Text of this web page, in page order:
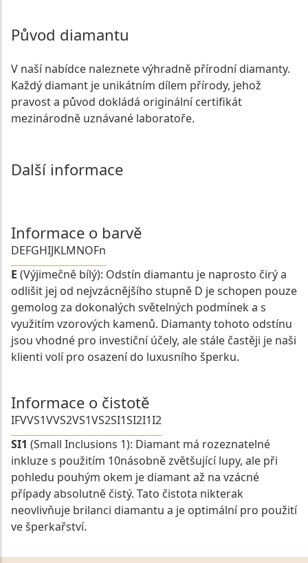
Původ diamantu
V naší nabídce naleznete výhradně přírodní diamanty.
Každý diamant je unikátním dílem přírody, jehož
pravost a původ dokládá originální certifikát
mezinárodně uznávané laboratoře.
Další informace
Informace o barvě
DEFGHIJKLMNOFn
E (Výjimečně bílý): Odstín diamantu je naprosto čirý a
odlišit jej od nejvzácnějšího stupně D je schopen pouze
gemolog za dokonalých světelných podmínek a s
využitím vzorových kamenů. Diamanty tohoto odstínu
jsou vhodné pro investiční účely, ale stále častěji je naši
klienti volí pro osazení do luxusního šperku.
Informace o čistotě
IFVVS1VVS2VS1VS2SI1SI2I1I2
SI1 (Small Inclusions 1): Diamant má rozeznatelné
inkluze s použitím 10násobně zvětšující lupy, ale při
pohledu pouhým okem je diamant až na vzácné
případy absolutně čistý. Tato čistota nikterak
neovlivňuje brilanci diamantu a je optimální pro použití
ve šperkařství.